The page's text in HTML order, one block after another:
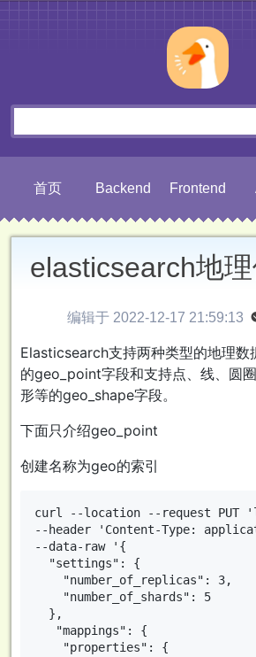
首页 Backend Frontend
elasticsearch地
编辑于 2022-12-17 21:59:13
Elasticsearch支持两种类型的地理
的geo_point字段和支持点、线、圆
形等的geo_shape字段。
下面只介绍geo_point
创建名称为geo的索引
curl --location --request PUT
--header 'Content-Type:
--data-raw '{
  "settings": {
    "number_of_replicas": 3,
    "number_of_shards": 5
  },
   "mappings": {
    "properties": {